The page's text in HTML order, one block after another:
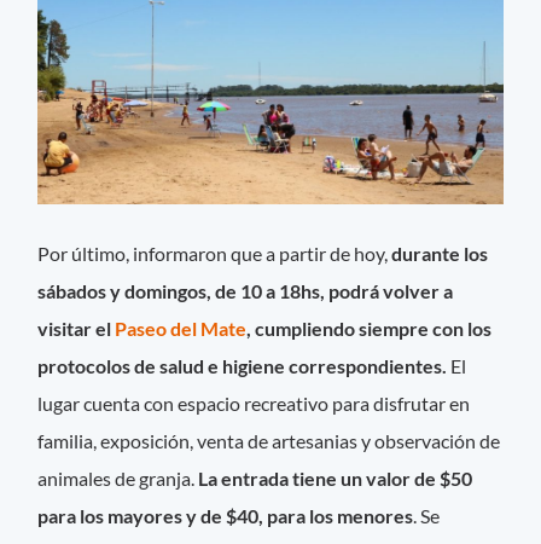
Por último, informaron que a partir de hoy, durante los
sábados y domingos, de 10 a 18hs, podrá volver a
visitar el Paseo del Mate , cumpliendo siempre con los
protocolos de salud e higiene correspondientes. El
lugar cuenta con espacio recreativo para disfrutar en
familia, exposición, venta de artesanias y observación de
animales de granja. La entrada tiene un valor de $50
para los mayores y de $40, para los menores . Se